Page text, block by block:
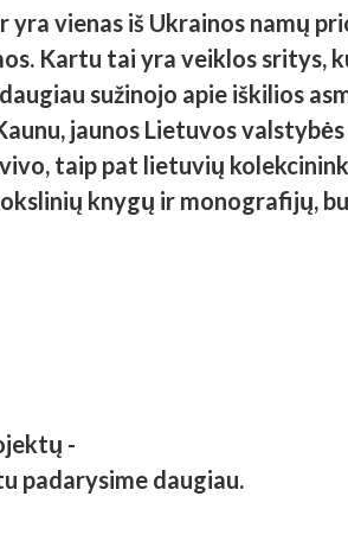
vienas iš Ukrainos namų
Kartu tai yra veiklos sritys,
sužinojo apie iškilios
jaunos Lietuvos
taip pat lietuvių
knygų ir monografijų,
manipuliacijų ir Rusijos
-
padarysime daugiau.